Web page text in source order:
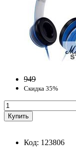
949
Скидка 35%
Код: 123806